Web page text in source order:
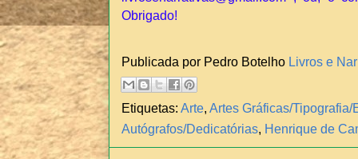
Obrigado!
Publicada por Pedro Botelho Livros e
Etiquetas: Arte, Artes Gráficas/Tipografia/
Autógrafos/Dedicatórias, Henrique de